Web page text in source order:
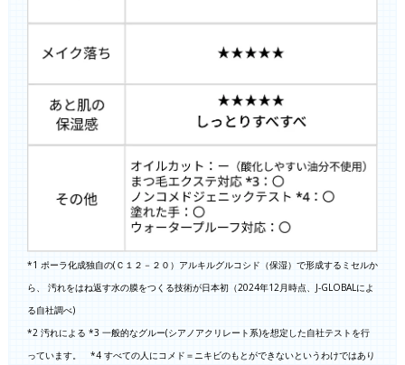
*1 ポーラ化成独自の(Ｃ１２－２０）アルキルグルコシド（保湿）で形成するミセルか
ら、 汚れをはね返す水の膜をつくる技術が日本初（2024年12月時点、J-GLOBALによ
る自社調べ)
*2 汚れによる *3 一般的なグルー(シアノアクリレート系)を想定した自社テストを行
っています。 *4 すべての人にコメド＝ニキビのもとができないというわけではあり